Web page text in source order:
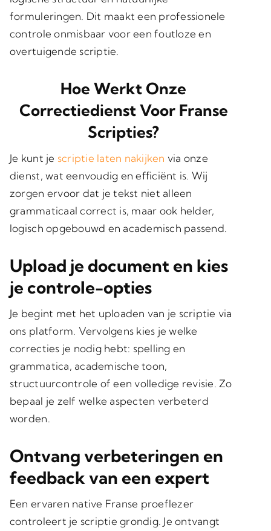
formuleringen . Dit maakt een professionele
controle onmisbaar voor een foutloze en
overtuigende scriptie.
Hoe Werkt Onze
Correctiedienst Voor Franse
Scripties?
Je kunt je scriptie laten nakijken via onze
dienst, wat eenvoudig en efficiënt is. Wij
zorgen ervoor dat je tekst niet alleen
grammaticaal correct is, maar ook helder,
logisch opgebouwd en academisch passend.
Upload je document en kies
je controle-opties
Je begint met het uploaden van je scriptie via
ons platform. Vervolgens kies je welke
correcties je nodig hebt: spelling en
grammatica, academische toon,
structuurcontrole of een volledige revisie. Zo
bepaal je zelf welke aspecten verbeterd
worden.
Ontvang verbeteringen en
feedback van een expert
Een ervaren native Franse proeflezer
controleert je scriptie grondig. Je ontvangt